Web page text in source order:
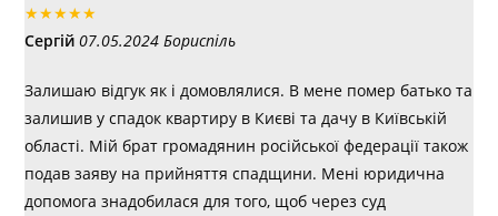
★★★★★
Сергій 07.05.2024 Бориспіль
Залишаю відгук як і домовлялися. В мене помер батько та
залишив у спадок квартиру в Києві та дачу в Київській
області. Мій брат громадянин російської федерації також
подав заяву на прийняття спадщини. Мені юридична
допомога знадобилася для того, щоб через суд